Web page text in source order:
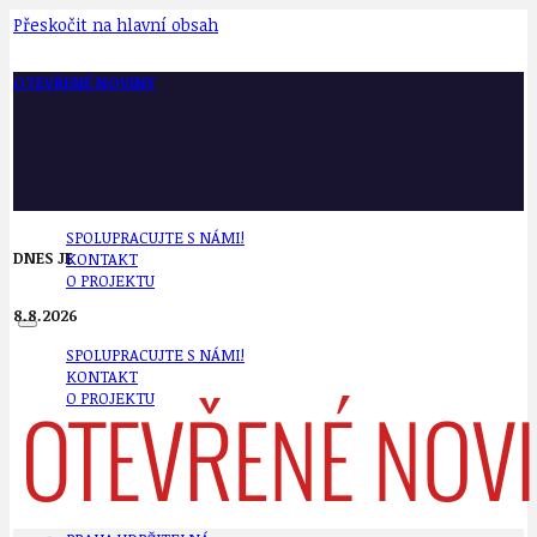
Přeskočit na hlavní obsah
OTEVŘENÉ NOVINY
SPOLUPRACUJTE S NÁMI!
KONTAKT
O PROJEKTU
SPOLUPRACUJTE S NÁMI!
KONTAKT
O PROJEKTU
DNES JE
8.8.2026